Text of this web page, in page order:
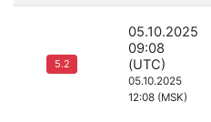
5.2
05.10.2025
09:08
(UTC)
05.10.2025
12:08 (MSK)